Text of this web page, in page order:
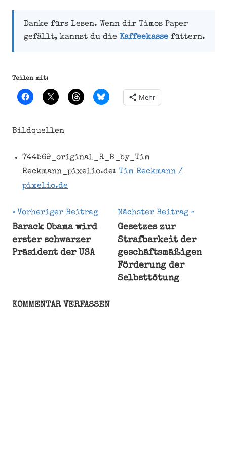
Danke fürs Lesen. Wenn dir Timos Paper
gefällt, kannst du die Kaffeekassefüttern.
Teilen mit:
Mehr
Bildquellen
744569_original_R_B_by_Tim
Reckmann_pixelio.de: Tim Reckmann /
pixelio.de
Bundestag
Debatte
Grundgesetz
Beitragsnavigation
Vorheriger Beitrag
Barack Obama wird
erster schwarzer
Präsident der USA
Nächster Beitrag
Gesetzes zur
Strafbarkeit der
geschäftsmäßigen
Förderung der
Selbsttötung
KOMMENTAR VERFASSEN